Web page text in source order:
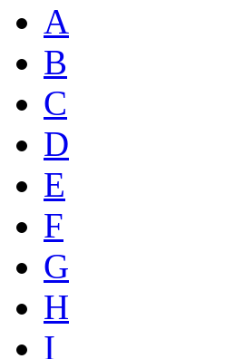
A
B
C
D
E
F
G
H
I